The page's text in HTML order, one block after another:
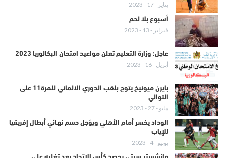
يناير - 17 - 2023
أسبوع بلا لحم
فبراير - 13 - 2023
عاجل: وزارة التعليم تعلن مواعيد امتحان البكالوريا 2023
أبريل - 16 - 2023
بايرن ميونيخ يتوج بلقب الدوري الالماني للمرة11 على
التوالي
مايو - 27 - 2023
الوداد يخسر أمام الأهلي ويؤجل حسم نهائي أبطال إفريقيا
للإياب
يونيو - 4 - 2023